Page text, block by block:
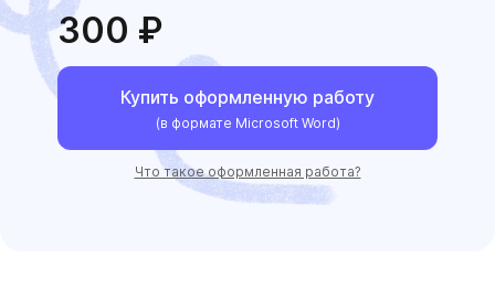
300 ₽
Купить оформленную работу
(в формате Microsoft Word)
Что такое оформленная работа?